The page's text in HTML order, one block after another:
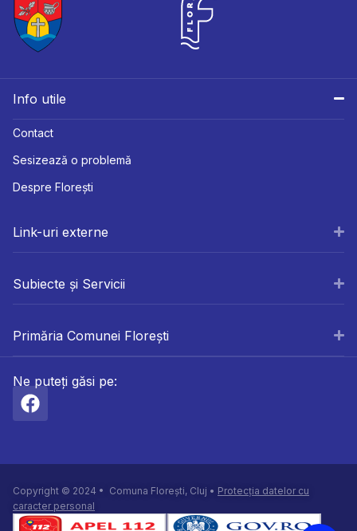
Info utile
Contact
Sesizează o problemă
Despre Florești
Link-uri externe
Subiecte și Servicii
Primăria Comunei Florești
Ne puteți găsi pe:
Copyright © 2024 • Comuna Florești, Cluj • Protecția datelor cu
caracter personal